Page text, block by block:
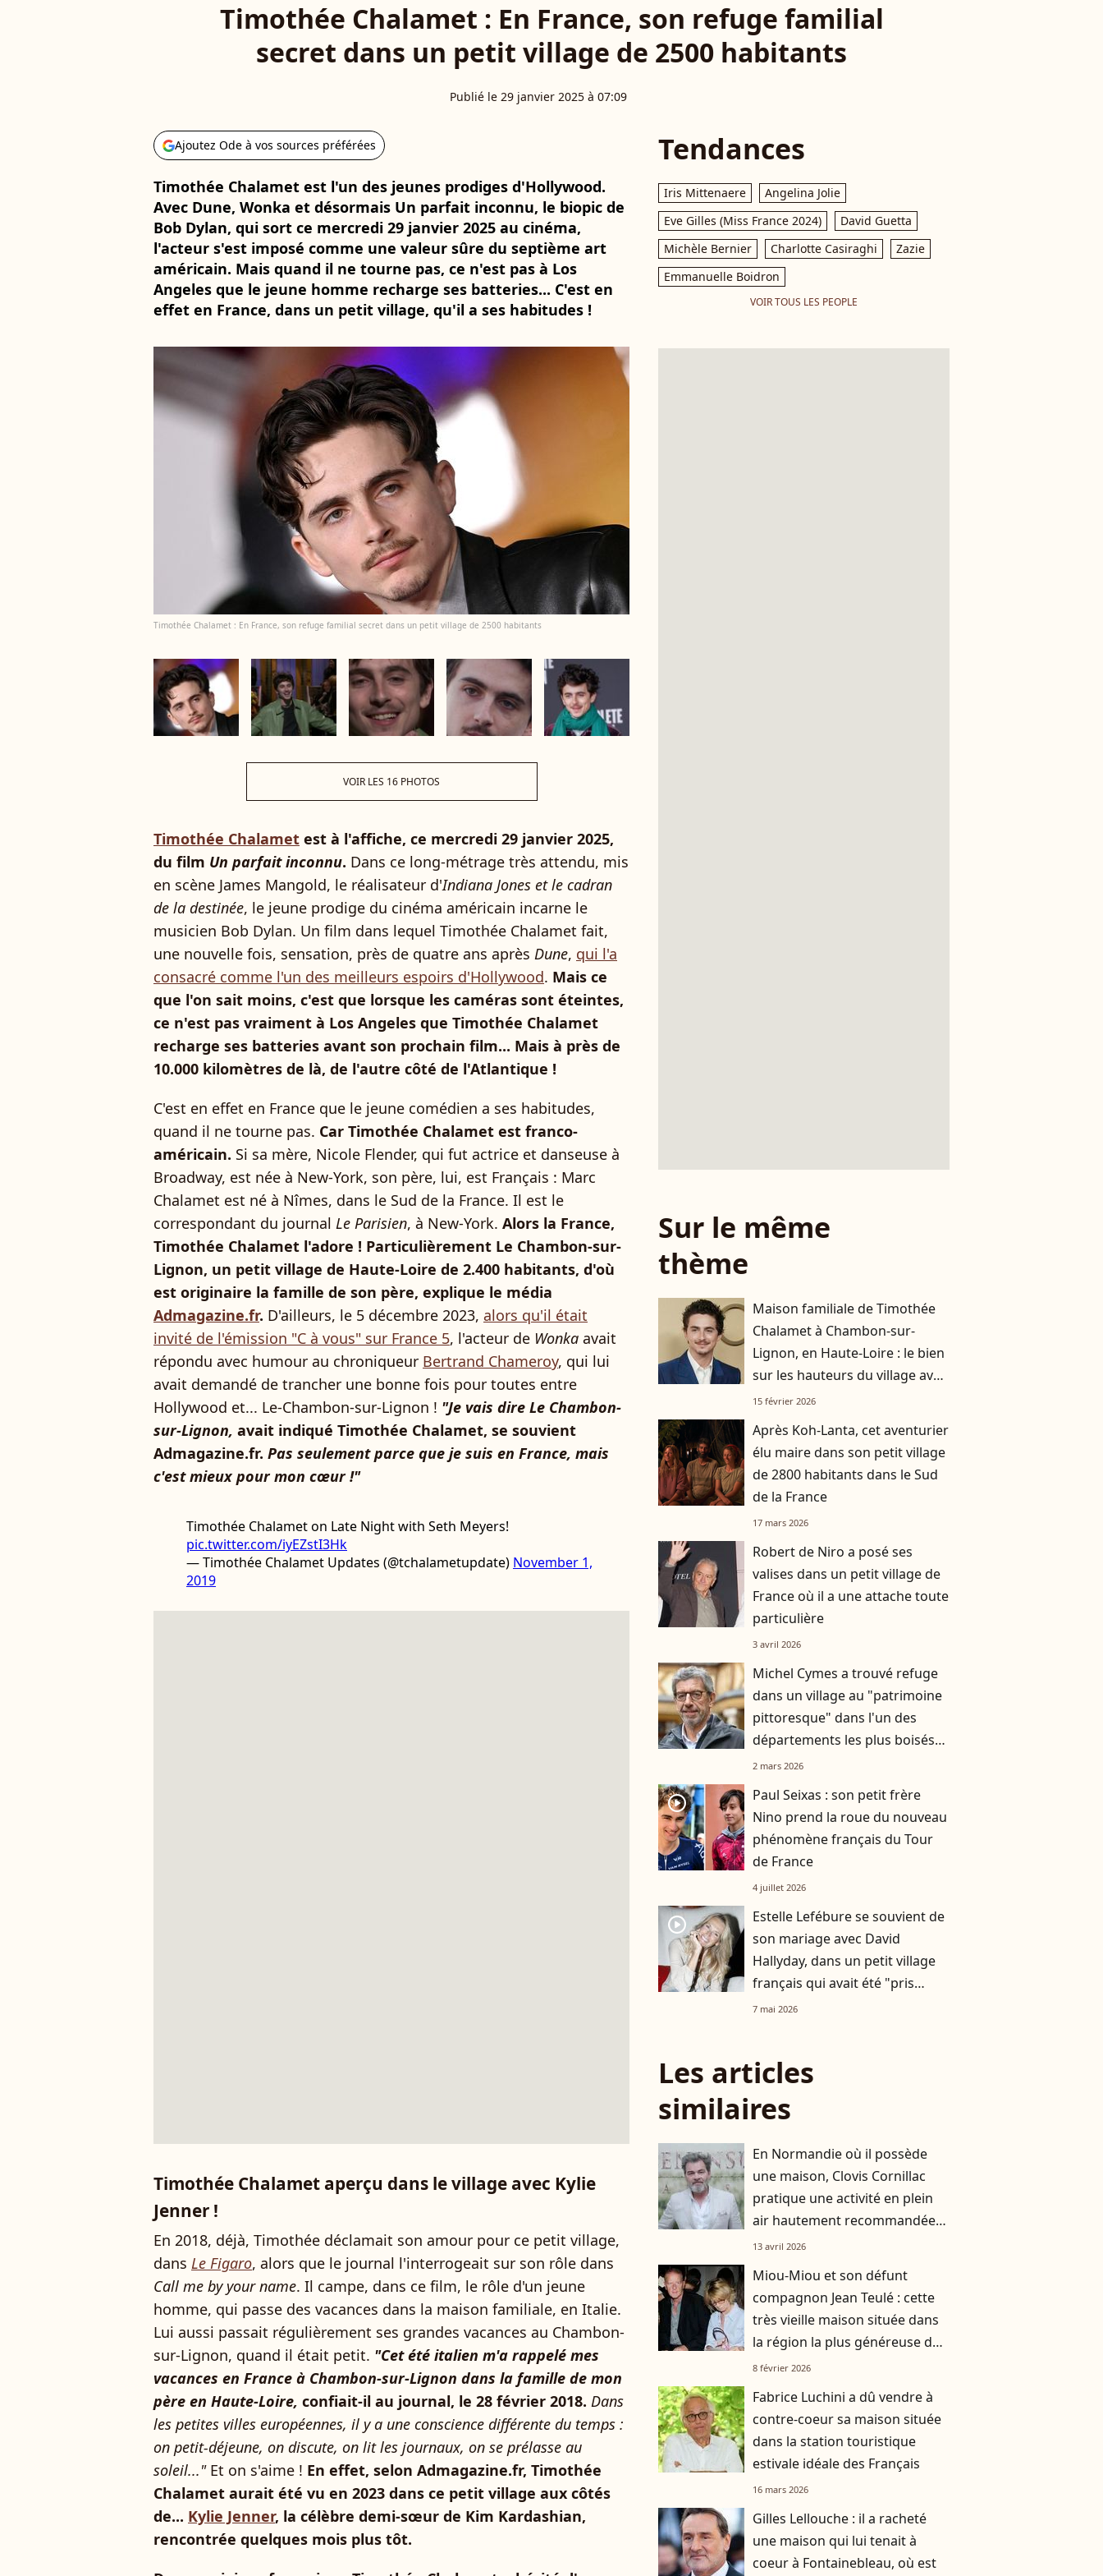
Timothée Chalamet : En France, son refuge familial
secret dans un petit village de 2500 habitants
Publié le 29 janvier 2025 à 07:09
Ajoutez Ode à vos sources préférées
Timothée Chalamet est l'un des jeunes prodiges d'Hollywood.
Avec Dune, Wonka et désormais Un parfait inconnu, le biopic de
Bob Dylan, qui sort ce mercredi 29 janvier 2025 au cinéma,
l'acteur s'est imposé comme une valeur sûre du septième art
américain. Mais quand il ne tourne pas, ce n'est pas à Los
Angeles que le jeune homme recharge ses batteries... C'est en
effet en France, dans un petit village, qu'il a ses habitudes !
Timothée Chalamet : En France, son refuge familial secret dans un petit village de 2500 habitants
VOIR LES 16 PHOTOS
Timothée Chalamet est à l'affiche, ce mercredi 29 janvier 2025,
du film Un parfait inconnu. Dans ce long-métrage très attendu, mis
en scène James Mangold, le réalisateur d'Indiana Jones et le cadran
de la destinée, le jeune prodige du cinéma américain incarne le
musicien Bob Dylan. Un film dans lequel Timothée Chalamet fait,
une nouvelle fois, sensation, près de quatre ans après Dune, qui l'a
consacré comme l'un des meilleurs espoirs d'Hollywood. Mais ce
que l'on sait moins, c'est que lorsque les caméras sont éteintes,
ce n'est pas vraiment à Los Angeles que Timothée Chalamet
recharge ses batteries avant son prochain film... Mais à près de
10.000 kilomètres de là, de l'autre côté de l'Atlantique !
C'est en effet en France que le jeune comédien a ses habitudes,
quand il ne tourne pas. Car Timothée Chalamet est franco-
américain. Si sa mère, Nicole Flender, qui fut actrice et danseuse à
Broadway, est née à New-York, son père, lui, est Français : Marc
Chalamet est né à Nîmes, dans le Sud de la France. Il est le
correspondant du journal Le Parisien, à New-York. Alors la France,
Timothée Chalamet l'adore ! Particulièrement Le Chambon-sur-
Lignon, un petit village de Haute-Loire de 2.400 habitants, d'où
est originaire la famille de son père, explique le média
Admagazine.fr. D'ailleurs, le 5 décembre 2023, alors qu'il était
invité de l'émission "C à vous" sur France 5, l'acteur de Wonka avait
répondu avec humour au chroniqueur Bertrand Chameroy, qui lui
avait demandé de trancher une bonne fois pour toutes entre
Hollywood et... Le-Chambon-sur-Lignon ! "Je vais dire Le Chambon-
sur-Lignon, avait indiqué Timothée Chalamet, se souvient
Admagazine.fr. Pas seulement parce que je suis en France, mais
c'est mieux pour mon cœur !"
Timothée Chalamet on Late Night with Seth Meyers!
pic.twitter.com/iyEZstI3Hk
— Timothée Chalamet Updates (@tchalametupdate) November 1,
2019
Timothée Chalamet aperçu dans le village avec Kylie
Jenner !
En 2018, déjà, Timothée déclamait son amour pour ce petit village,
dans Le Figaro, alors que le journal l'interrogeait sur son rôle dans
Call me by your name. Il campe, dans ce film, le rôle d'un jeune
homme, qui passe des vacances dans la maison familiale, en Italie.
Lui aussi passait régulièrement ses grandes vacances au Chambon-
sur-Lignon, quand il était petit. "Cet été italien m'a rappelé mes
vacances en France à Chambon-sur-Lignon dans la famille de mon
père en Haute-Loire, confiait-il au journal, le 28 février 2018. Dans
les petites villes européennes, il y a une conscience différente du temps :
on petit-déjeune, on discute, on lit les journaux, on se prélasse au
soleil..."Et on s'aime ! En effet, selon Admagazine.fr, Timothée
Chalamet aurait été vu en 2023 dans ce petit village aux côtés
de... Kylie Jenner, la célèbre demi-sœur de Kim Kardashian,
rencontrée quelques mois plus tôt.
Tendances
Iris Mittenaere
Angelina Jolie
Eve Gilles (Miss France 2024)
David Guetta
Michèle Bernier
Charlotte Casiraghi
Zazie
Emmanuelle Boidron
VOIR TOUS LES PEOPLE
Sur le même
thème
Maison familiale de Timothée
Chalamet à Chambon-sur-
Lignon, en Haute-Loire : le bien
sur les hauteurs du village avec
"un petit jardin en pente"
15 février 2026
Après Koh-Lanta, cet aventurier
élu maire dans son petit village
de 2800 habitants dans le Sud
de la France
17 mars 2026
Robert de Niro a posé ses
valises dans un petit village de
France où il a une attache toute
particulière
3 avril 2026
Michel Cymes a trouvé refuge
dans un village au "patrimoine
pittoresque" dans l'un des
départements les plus boisés
de France
2 mars 2026
player2
Paul Seixas : son petit frère
Nino prend la roue du nouveau
phénomène français du Tour
de France
4 juillet 2026
player2
Estelle Lefébure se souvient de
son mariage avec David
Hallyday, dans un petit village
français qui avait été "pris
d’assaut"
7 mai 2026
Les articles
similaires
En Normandie où il possède
une maison, Clovis Cornillac
pratique une activité en plein
air hautement recommandée
par les professionnels
13 avril 2026
Miou-Miou et son défunt
compagnon Jean Teulé : cette
très vieille maison située dans
la région la plus généreuse de
France où ils ont passé de si
8 février 2026
Fabrice Luchini a dû vendre à
contre-coeur sa maison située
dans la station touristique
estivale idéale des Français
16 mars 2026
Gilles Lellouche : il a racheté
une maison qui lui tenait à
coeur à Fontainebleau, où est